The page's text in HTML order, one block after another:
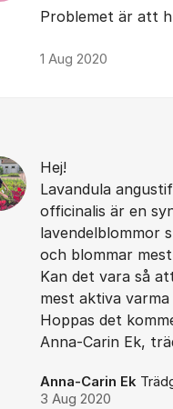
Problemet är att
1 Aug 2020
Hej!
Lavandula
officinalis är en
lavendelblommor
och blommar
Kan det vara så
mest aktiva varma
Hoppas det
Anna-Carin Ek,
Anna-Carin Ek
3 Aug 2020